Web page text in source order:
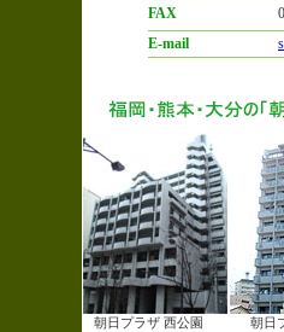
FAX
E-mail
朝日プラザ 西公園 朝日